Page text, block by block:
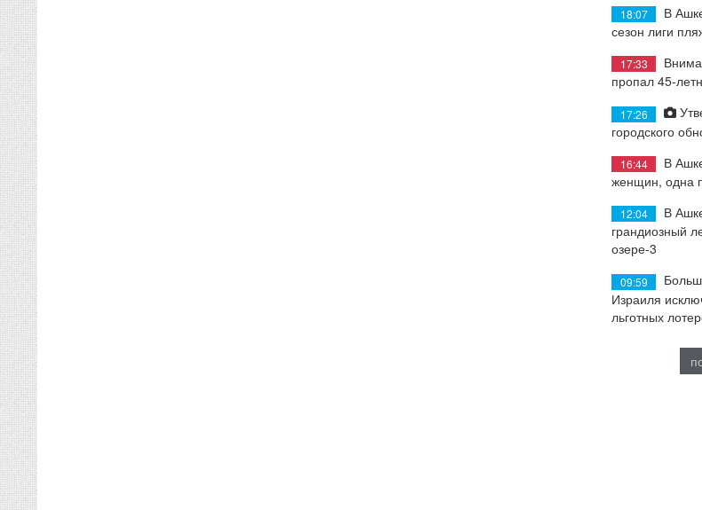
18:07
В
сезон лиги
17:33
пропал 45-
17:26
городского
16:44
В
женщин, одна
12:04
В
грандиозный
озере-3
09:59
Израиля
льготных